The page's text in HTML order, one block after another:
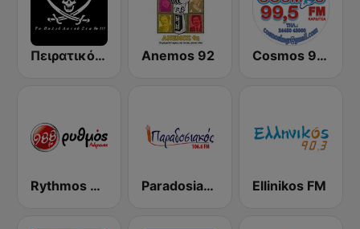
Πειρατικός FM 99.5 Anemos 92 Cosmos 99.5 FM
Rythmos 98.8 FM Paradosiakos 106.6 FM Ellinikos FM